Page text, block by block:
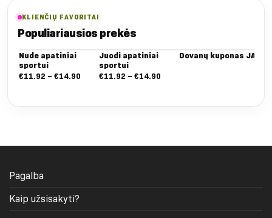
KLIENČIŲ FAVORITAI
Populiariausios prekės
Nude apatiniai
sportui
€11.92 – €14.90
Juodi apatiniai
sportui
€11.92 – €14.90
Dovanų kuponas JAI
Pagalba
Kaip užsisakyti?